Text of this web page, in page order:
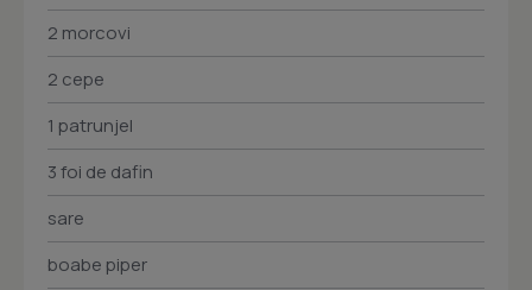
2 morcovi
2 cepe
1 patrunjel
3 foi de dafin
sare
boabe piper